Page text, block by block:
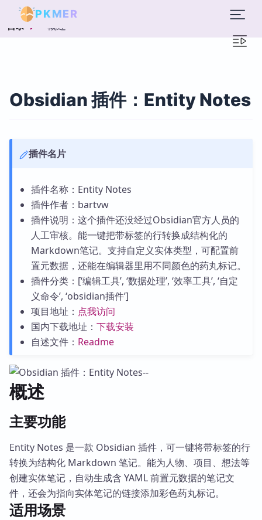
PKMER
目录 概述
Obsidian 插件：Entity Notes
插件名片
插件名称：Entity Notes
插件作者：bartvw
插件说明：这个插件还没经过Obsidian官方人员的
人工审核。能一键把带标签的行转换成结构化的
Markdown笔记。支持自定义实体类型，可配置前
置元数据，还能在编辑器里用不同颜色的药丸标记。
插件分类：[‘编辑工具’, ‘数据处理’, ‘效率工具’, ‘自定
义命令’, ‘obsidian插件’]
项目地址： 点我访问
国内下载地址： 下载安装
自述文件： Readme
概述
主要功能
Entity Notes 是一款 Obsidian 插件，可一键将带标签的行
转换为结构化 Markdown 笔记。能为人物、项目、想法等
创建实体笔记，自动生成含 YAML 前置元数据的笔记文
件，还会为指向实体笔记的链接添加彩色药丸标记。
适用场景